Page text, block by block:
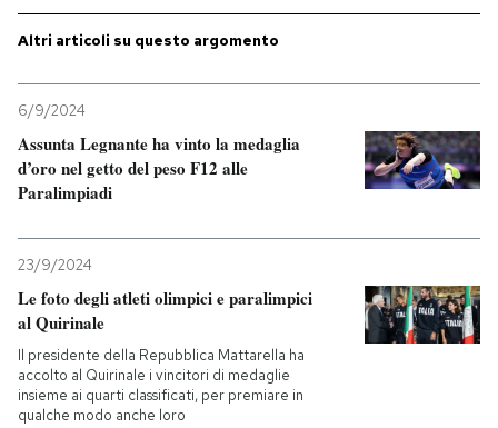
I MIEI PREFERITI
SHOP
AREA PERSONALE
Entra
Altri articoli su questo argomento
6/9/2024
Assunta Legnante ha vinto la medaglia
d’oro nel getto del peso F12 alle
Paralimpiadi
23/9/2024
Le foto degli atleti olimpici e paralimpici
al Quirinale
Il presidente della Repubblica Mattarella ha
accolto al Quirinale i vincitori di medaglie
insieme ai quarti classificati, per premiare in
qualche modo anche loro